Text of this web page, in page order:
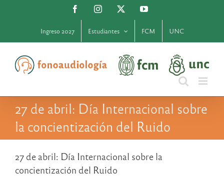
FacebookInstagram YouTube
Ingreso 2027 Estudiantes FCM UNC
27 de abril: Día Internacional sobre
la concientización del Ruido
27 de abril: Día Internacional sobre la
concientización del Ruido